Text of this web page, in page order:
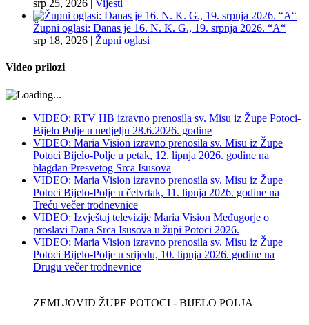
srp 25, 2026 | Vijesti
Župni oglasi: Danas je 16. N. K. G., 19. srpnja 2026. “A“
srp 18, 2026 | Župni oglasi
Video prilozi
VIDEO: RTV HB izravno prenosila sv. Misu iz Župe Potoci-
Bijelo Polje u nedjelju 28.6.2026. godine
VIDEO: Maria Vision izravno prenosila sv. Misu iz Župe
Potoci Bijelo-Polje u petak, 12. lipnja 2026. godine na
blagdan Presvetog Srca Isusova
VIDEO: Maria Vision izravno prenosila sv. Misu iz Župe
Potoci Bijelo-Polje u četvrtak, 11. lipnja 2026. godine na
Treću večer trodnevnice
VIDEO: Izvještaj televizije Maria Vision Međugorje o
proslavi Dana Srca Isusova u župi Potoci 2026.
VIDEO: Maria Vision izravno prenosila sv. Misu iz Župe
Potoci Bijelo-Polje u srijedu, 10. lipnja 2026. godine na
Drugu večer trodnevnice
ZEMLJOVID ŽUPE POTOCI - BIJELO POLJA